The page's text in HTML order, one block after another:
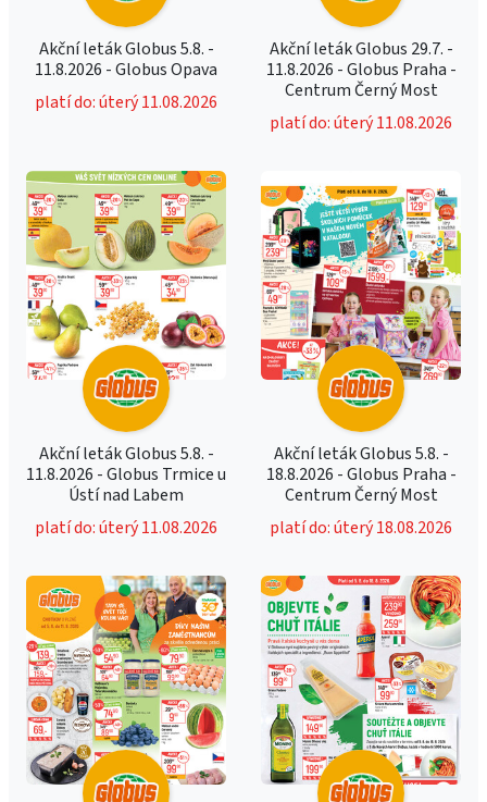
Akční leták Globus 5.8. -
11.8.2026 - Globus Opava
platí do: úterý 11.08.2026
Akční leták Globus 29.7. -
11.8.2026 - Globus Praha -
Centrum Černý Most
platí do: úterý 11.08.2026
Akční leták Globus 5.8. -
11.8.2026 - Globus Trmice u
Ústí nad Labem
platí do: úterý 11.08.2026
Akční leták Globus 5.8. -
18.8.2026 - Globus Praha -
Centrum Černý Most
platí do: úterý 18.08.2026